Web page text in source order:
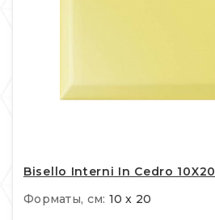
Bisello Interni In Cedro 10X20
Форматы, см: 10 x 20